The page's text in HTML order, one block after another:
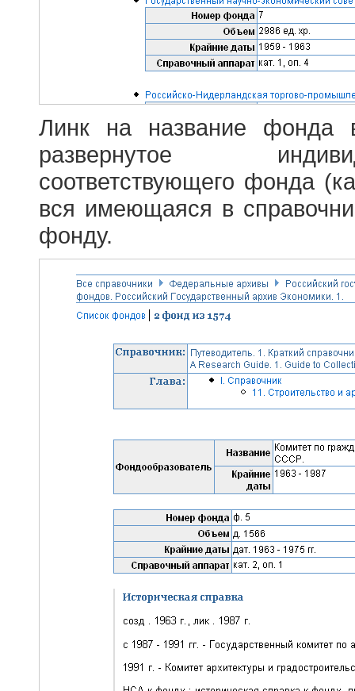
Линк на название фонда
развернутое
соответствующего фонда
вся имеющаяся в
фонду.